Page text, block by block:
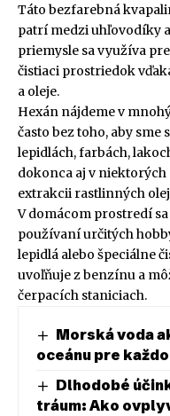
Táto bezfarebná
patrí medzi uhľovodíky a
priemysle sa využíva
čistiaci prostriedok
a oleje.
Hexán nájdeme v
často bez toho, aby sme
lepidlách, farbách,
dokonca aj v
extrakcii rastlinných
V domácom prostredí
používaní určitých
lepidlá alebo špeciálne
uvoľňuje z benzínu a
čerpacích staniciach.
Morská voda
oceánu pre
Dlhodobé
tráum: Ako